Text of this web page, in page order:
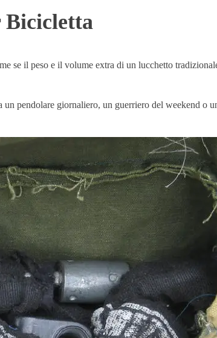
Bicicletta
se il peso e il volume extra di un lucchetto
pendolare giornaliero, un guerriero del weekend o